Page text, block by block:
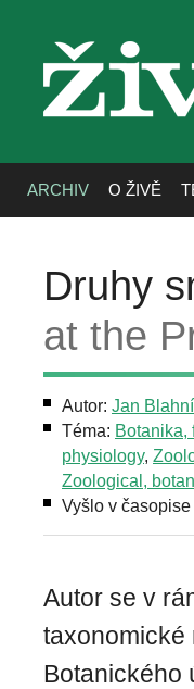
živa
ARCHIV O ŽIVĚ
Druhy
at the
Autor: Jan
Téma: Botanika,
physiology,
Zoological,
Vyšlo v časopise
Autor se v
taxonomické
Botanického